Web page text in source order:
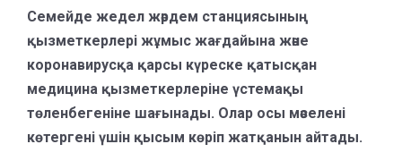
Семейде жедел жәрдем станциясының
қызметкерлері жұмыс жағдайына және
коронавирусқа қарсы күреске қатысқан
медицина қызметкерлеріне үстемақы
төленбегеніне шағынады. Олар осы мәселені
көтергені үшін қысым көріп жатқанын айтады.